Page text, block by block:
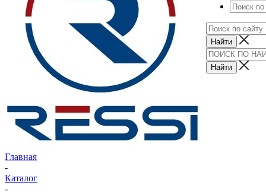
Главная
-
Каталог
-